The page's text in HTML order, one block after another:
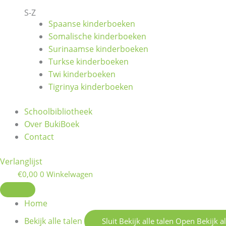
S-Z
Spaanse kinderboeken
Somalische kinderboeken
Surinaamse kinderboeken
Turkse kinderboeken
Twi kinderboeken
Tigrinya kinderboeken
Schoolbibliotheek
Over BukiBoek
Contact
Verlanglijst
€0,00 0 Winkelwagen
Home
Bekijk alle talen
Sluit Bekijk alle talen Open Bekijk